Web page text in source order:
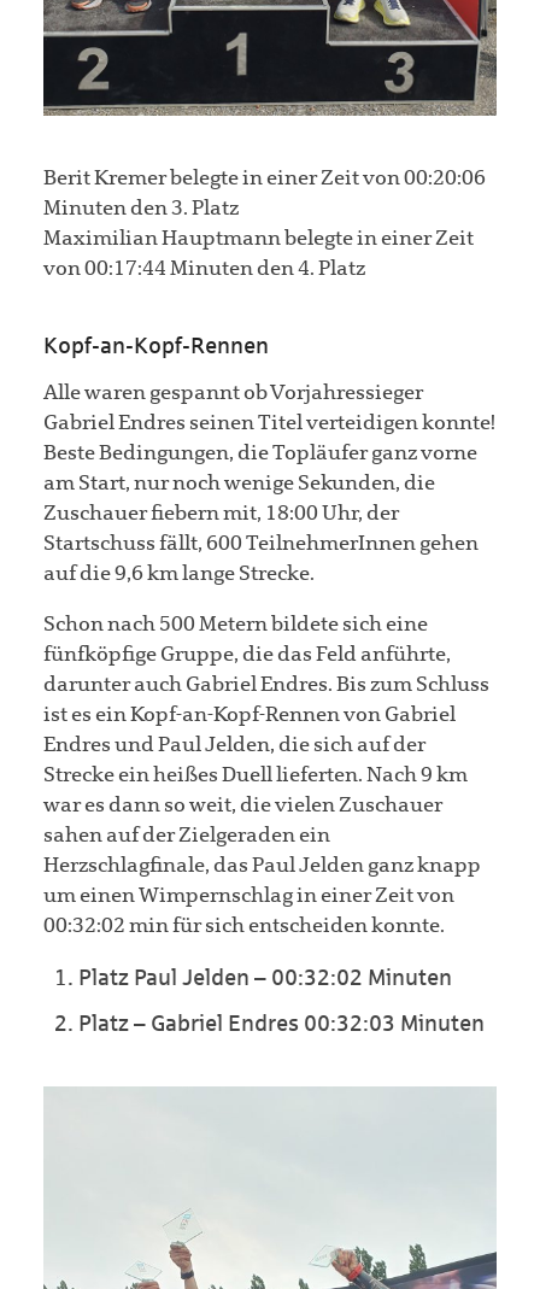
Berit Kremer belegte in einer Zeit von 00:20:06
Minuten den 3. Platz
Maximilian Hauptmann belegte in einer Zeit
von 00:17:44 Minuten den 4. Platz
Kopf-an-Kopf-Rennen
Alle waren gespannt ob Vorjahressieger
Gabriel Endres seinen Titel verteidigen konnte!
Beste Bedingungen, die Topläufer ganz vorne
am Start, nur noch wenige Sekunden, die
Zuschauer fiebern mit, 18:00 Uhr, der
Startschuss fällt, 600 TeilnehmerInnen gehen
auf die 9,6 km lange Strecke.
Schon nach 500 Metern bildete sich eine
fünfköpfige Gruppe, die das Feld anführte,
darunter auch Gabriel Endres. Bis zum Schluss
ist es ein Kopf-an-Kopf-Rennen von Gabriel
Endres und Paul Jelden, die sich auf der
Strecke ein heißes Duell lieferten. Nach 9 km
war es dann so weit, die vielen Zuschauer
sahen auf der Zielgeraden ein
Herzschlagfinale, das Paul Jelden ganz knapp
um einen Wimpernschlag in einer Zeit von
00:32:02 min für sich entscheiden konnte.
Platz Paul Jelden – 00:32:02 Minuten
Platz – Gabriel Endres 00:32:03 Minuten